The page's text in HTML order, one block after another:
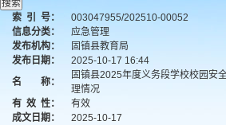
索 引 号：
003047955/202510-00052
信息分类：
应急管理
发布机构：
固镇县教育局
发布日期：
2025-10-17 16:44
名 称：
固镇县2025年度义务段学校校园安
理情况
有 效 性：
有效
成文日期：
2025-10-17